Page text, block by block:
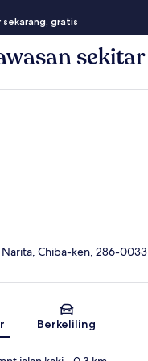
gratis
sekitar
Peta
Chiba-ken, 286-0033
Berkeliling